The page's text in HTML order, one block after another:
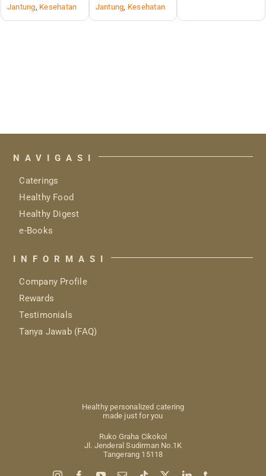
Jantung, Kesehatan Jantung, Kesehatan
NAVIGASI
Caterings
Healthy Food
Healthy Digest
e-Books
INFORMASI
Company Profile
Rewards
Testimonials
Tanya Jawab (FAQ)
Healthy personalized catering
made just for you
Ruko Graha Cikokol
Jl. Jenderal Sudirman No.1K
Tangerang 15118